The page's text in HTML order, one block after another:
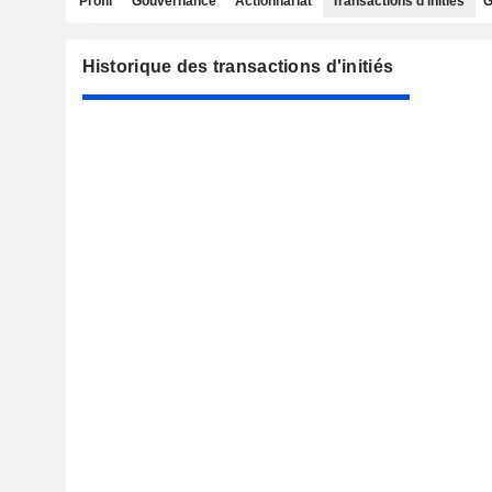
Historique des transactions d'initiés